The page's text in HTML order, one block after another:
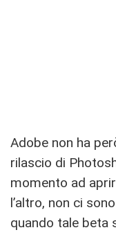
Adobe non ha
rilascio di
momento ad
l’altro, non ci
quando tale beta